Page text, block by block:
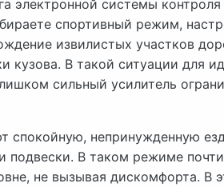
электронной системы
спортивный режим,
извилистых участков
кузова. В такой ситуации для
сильный усилитель
спокойную, непринужденную
подвески. В таком режиме
не вызывая дискомфорта. В